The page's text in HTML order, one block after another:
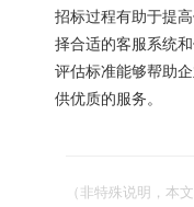
招标过程有助于提
择合适的客服系统
评估标准能够帮助
供优质的服务。
（非特殊说明，本